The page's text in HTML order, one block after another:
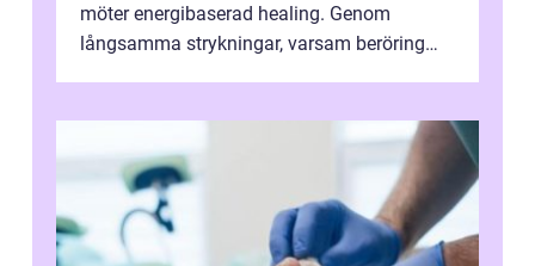
möter energibaserad healing. Genom
långsamma strykningar, varsam beröring